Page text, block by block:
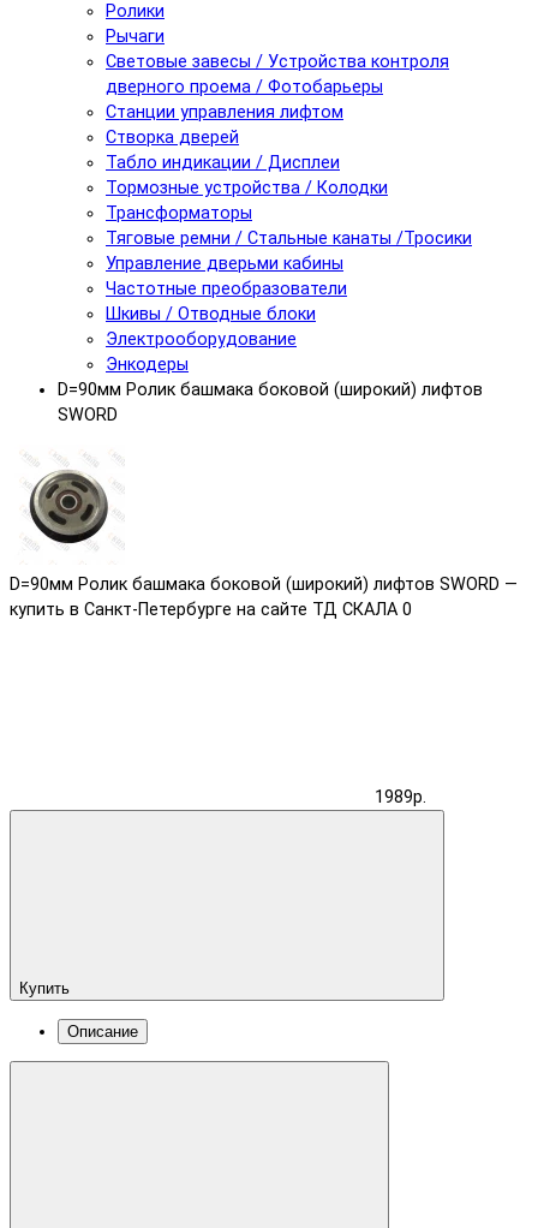
Ролики
Рычаги
Световые завесы / Устройства контроля
дверного проема / Фотобарьеры
Станции управления лифтом
Створка дверей
Табло индикации / Дисплеи
Тормозные устройства / Колодки
Трансформаторы
Тяговые ремни / Стальные канаты /Тросики
Управление дверьми кабины
Частотные преобразователи
Шкивы / Отводные блоки
Электрооборудование
Энкодеры
D=90мм Ролик башмака боковой (широкий) лифтов
SWORD
D=90мм Ролик башмака боковой (широкий) лифтов SWORD —
купить в Санкт-Петербурге на сайте ТД СКАЛА 0
1989р.
Купить
Описание